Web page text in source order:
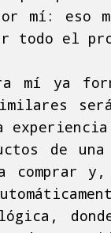
mí:
todo el
mí ya
de
comprar